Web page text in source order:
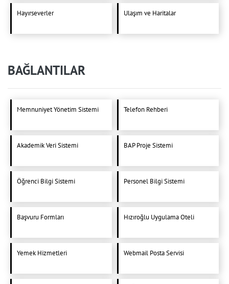
Hayırseverler Ulaşım ve Haritalar
BAĞLANTILAR
Memnuniyet Yönetim Sistemi Telefon Rehberi
Akademik Veri Sistemi BAP Proje Sistemi
Öğrenci Bilgi Sistemi Personel Bilgi Sistemi
Başvuru Formları Hızıroğlu Uygulama Oteli
Yemek Hizmetleri Webmail Posta Servisi